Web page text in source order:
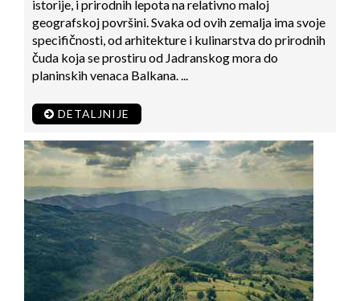
istorije, i prirodnih lepota na relativno maloj
geografskoj površini. Svaka od ovih zemalja ima svoje
specifičnosti, od arhitekture i kulinarstva do prirodnih
čuda koja se prostiru od Jadranskog mora do
planinskih venaca Balkana. ...
DETALJNIJE